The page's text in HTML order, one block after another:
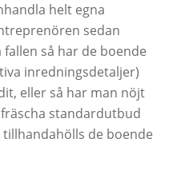
helt egna
sedan
så har de boende
inredningsdetaljer)
eller så har man nöjt
standardutbud
de boende